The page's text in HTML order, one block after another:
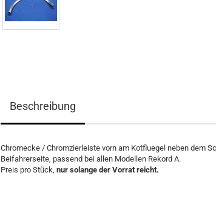
Beschreibung
Chromecke / Chromzierleiste vorn am Kotfluegel neben dem
Beifahrerseite, passend bei allen Modellen Rekord A.
Preis pro Stück, nur solange der Vorrat reicht.